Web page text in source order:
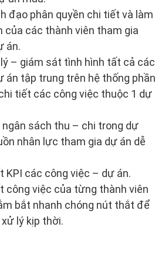
đạo phân quyền chi tiết và làm
của các thành viên tham gia
án.
lý – giám sát tình hình tất cả các
án tập trung trên hệ thống phần
tiết các công việc thuộc 1 dự
ngân sách thu – chi trong dự
nhân lực tham gia dự án dễ
KPI các công việc – dự án.
công việc của từng thành viên
bắt nhanh chóng nút thắt để
lý kịp thời.